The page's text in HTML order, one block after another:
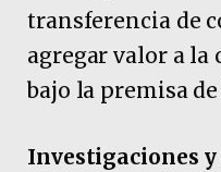
transferencia de
agregar valor a la
bajo la premisa
Investigaciones